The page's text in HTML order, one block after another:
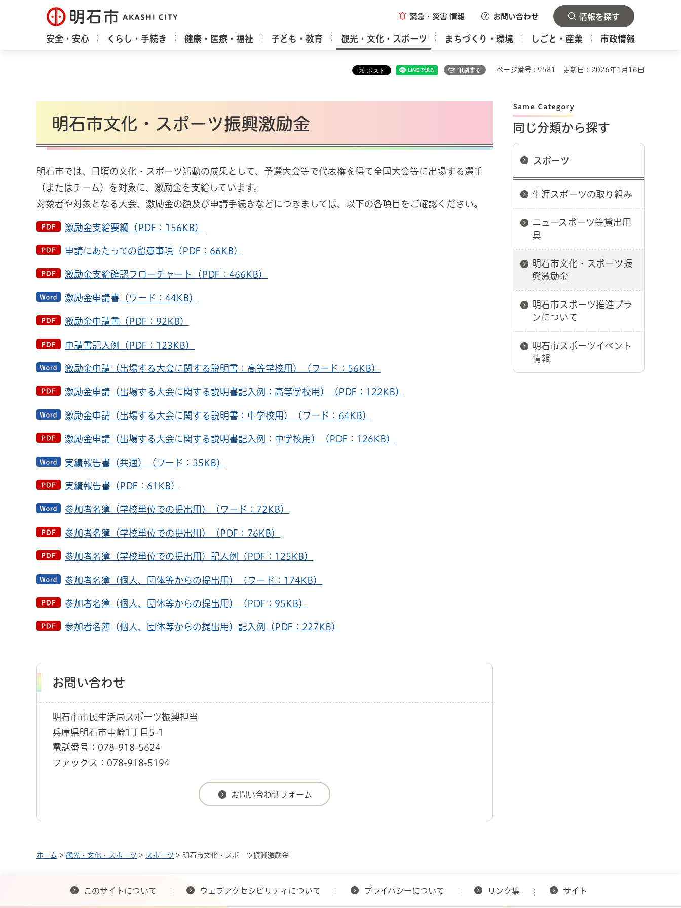
明石市 緊急・災害 情報 お問い合わせ 情報を探す
安全・安心 くらし・手続き 健康・医療・福祉 子ども・教育 観光・文化・スポーツ まちづくり・環境 しごと・産業 市政情報
印刷する ページ番号 : 9581 更新日：2026年1月16日
明石市文化・スポーツ振興激励金
明石市では、日頃の文化・スポーツ活動の成果として、予選大会等で代表権を得て全国大会等に出場する選手
（またはチーム）を対象に、激励金を支給しています。
対象者や対象となる大会、激励金の額及び申請手続きなどにつきましては、以下の各項目をご確認ください。
激励金支給要綱（PDF：156KB）
申請にあたっての留意事項（PDF：66KB）
激励金支給確認フローチャート（PDF：466KB）
激励金申請書（ワード：44KB）
激励金申請書（PDF：92KB）
申請書記入例（PDF：123KB）
激励金申請（出場する大会に関する説明書：高等学校用）（ワード：56KB）
激励金申請（出場する大会に関する説明書記入例：高等学校用）（PDF：122KB）
激励金申請（出場する大会に関する説明書：中学校用）（ワード：64KB）
激励金申請（出場する大会に関する説明書記入例：中学校用）（PDF：126KB）
実績報告書（共通）（ワード：35KB）
実績報告書（PDF：61KB）
参加者名簿（学校単位での提出用）（ワード：72KB）
参加者名簿（学校単位での提出用）（PDF：76KB）
参加者名簿（学校単位での提出用）記入例（PDF：125KB）
参加者名簿（個人、団体等からの提出用）（ワード：174KB）
参加者名簿（個人、団体等からの提出用）（PDF：95KB）
参加者名簿（個人、団体等からの提出用）記入例（PDF：227KB）
お問い合わせ
明石市市民生活局スポーツ振興担当
兵庫県明石市中崎1丁目5-1
電話番号：078-918-5624
ファックス：078-918-5194
同じ分類から探す
スポーツ
生涯スポーツの取り組み
ニュースポーツ等貸出用
具
明石市文化・スポーツ振
興激励金
明石市スポーツ推進プラ
ンについて
明石市スポーツイベント
情報
ホーム > 観光・文化・スポーツ > スポーツ > 明石市文化・スポーツ振興激励金
このサイトについて ウェブアクセシビリティについて プライバシーについて リンク集 サイト